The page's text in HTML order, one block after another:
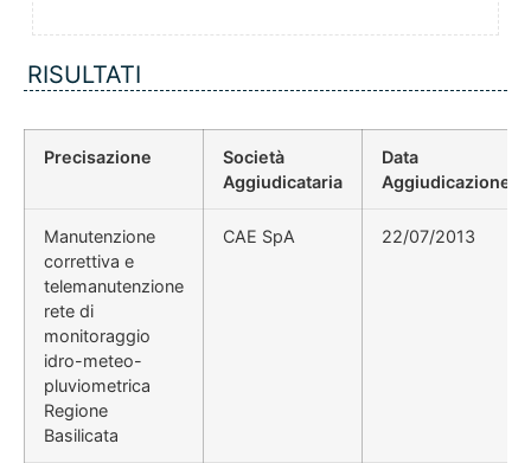
RISULTATI
Precisazione
Società
Aggiudicataria
Data
Aggiudicazione
Manutenzione
correttiva e
telemanutenzione
rete di
monitoraggio
idro-meteo-
pluviometrica
Regione
Basilicata
CAE SpA 22/07/2013